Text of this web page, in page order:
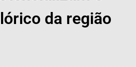
da região